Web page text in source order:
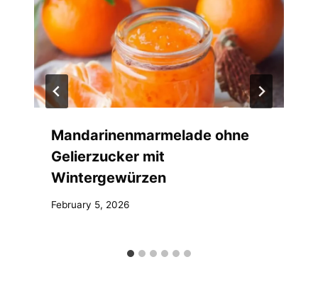
Mandarinenmarmelade ohne
Gelierzucker mit
Wintergewürzen
February 5, 2026